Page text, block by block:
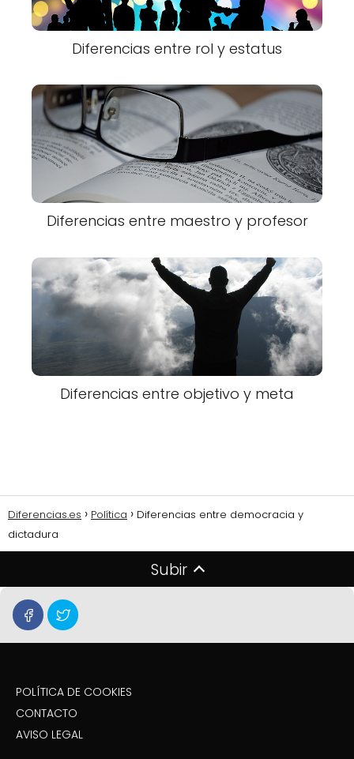
Diferencias entre rol y estatus
Diferencias entre maestro y profesor
Diferencias entre objetivo y meta
Diferencias.es Política
Diferencias entre democracia y
dictadura
Subir
POLÍTICA DE COOKIES
CONTACTO
AVISO LEGAL